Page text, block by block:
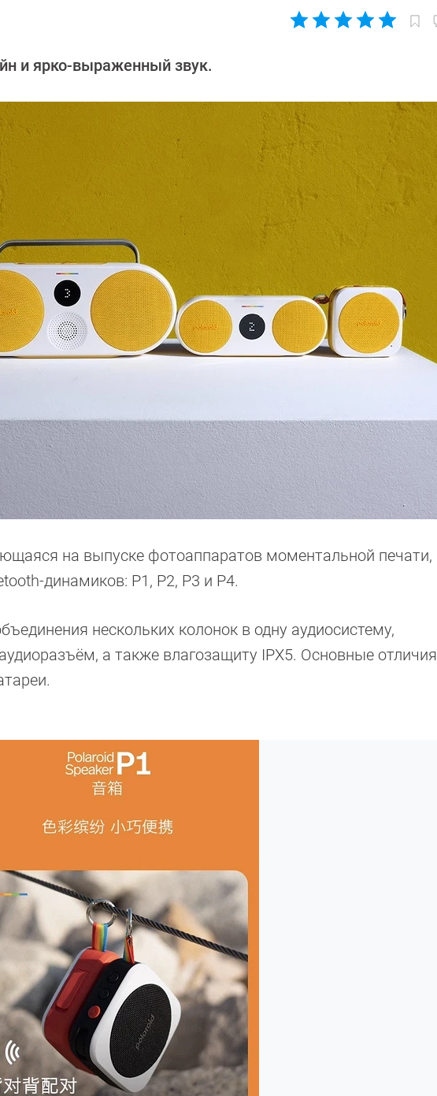
и ярко-выраженный звук.
на выпуске фотоаппаратов моментальной печати,
динамиков: P1, P2, P3 и P4.
нескольких колонок в одну аудиосистему,
а также влагозащиту IPX5. Основные отличия